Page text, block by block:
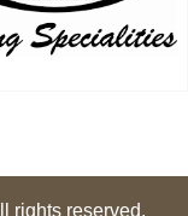
rights reserved.